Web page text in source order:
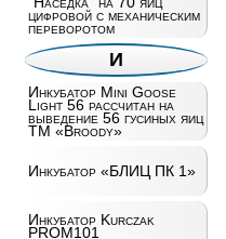
цифровой с механическим
переворотом
И
Инкубатор Mini Goose
Light 56 рассчитан на
выведение 56 гусиных яиц
ТМ «Broody»
Инкубатор «БЛИЦ ПК 1»
Инкубатор Kurczak
PROM101